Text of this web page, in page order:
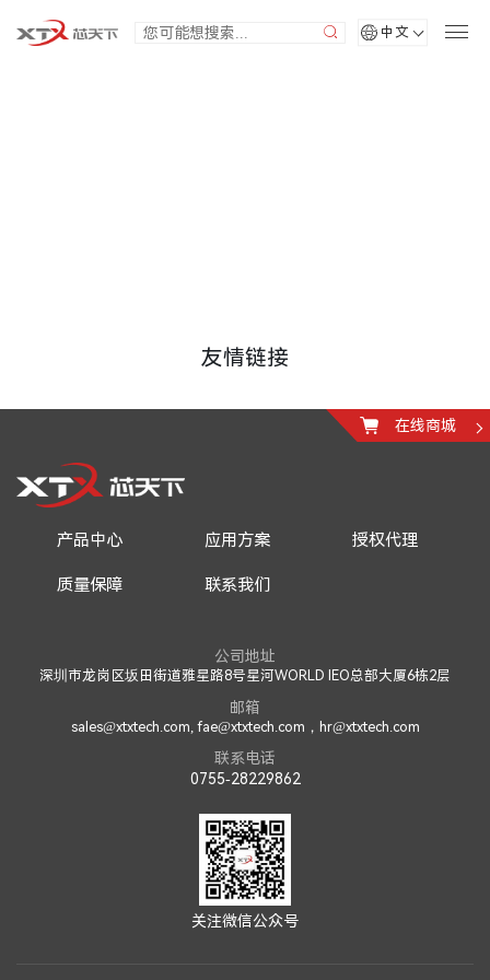
中文
友情链接
在线商城
产品中心 应用方案 授权代理
质量保障 联系我们
公司地址
深圳市龙岗区坂田街道雅星路8号星河WORLD IEO总部大厦6栋2层
邮箱
sales@xtxtech.com, fae@xtxtech.com，hr@xtxtech.com
联系电话
0755-28229862
关注微信公众号